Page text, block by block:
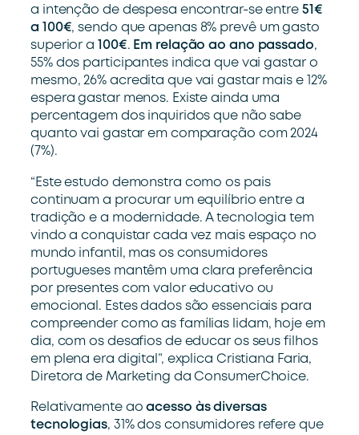
a intenção de despesa encontrar-se entre 51€
a 100€, sendo que apenas 8% prevê um gasto
superior a
100€. Em relação ao ano passado,
55% dos participantes indica que vai gastar o
mesmo, 26% acredita que vai gastar mais e 12%
espera gastar menos. Existe ainda uma
percentagem dos inquiridos que não sabe
quanto vai gastar em comparação com 2024
(7%).
“Este estudo demonstra como os pais
continuam a procurar um equilíbrio entre a
tradição e a modernidade. A tecnologia tem
vindo a conquistar cada vez mais espaço no
mundo infantil, mas os consumidores
portugueses mantêm uma clara preferência
por presentes com valor educativo ou
emocional. Estes dados são essenciais para
compreender como as famílias lidam, hoje em
dia, com os desafios de educar os seus filhos
em plena era digital”, explica Cristiana Faria,
Diretora de Marketing da ConsumerChoice.
Relativamente aoacesso às diversas
tecnologias, 31% dos consumidores refere que